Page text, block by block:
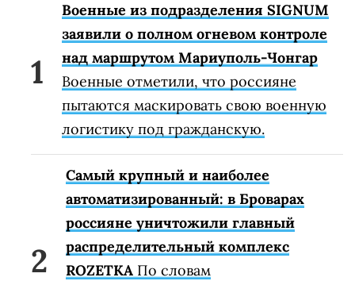
Военные из подразделения SIGNUM
заявили о полном огневом контроле
над маршрутом Мариуполь-Чонгар
Военные отметили, что россияне
пытаются маскировать свою военную
логистику под гражданскую.
Самый крупный и наиболее
автоматизированный: в Броварах
россияне уничтожили главный
распределительный комплекс
ROZETKA По словам